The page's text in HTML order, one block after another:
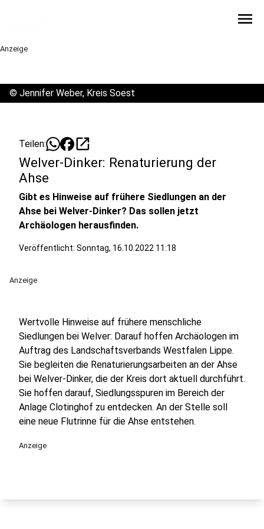
menu
Anzeige
© Jennifer Weber, Kreis Soest
Teilen: open_in_new
Welver-Dinker: Renaturierung der
Ahse
Gibt es Hinweise auf frühere Siedlungen an der
Ahse bei Welver-Dinker? Das sollen jetzt
Archäologen herausfinden.
Veröffentlicht: Sonntag, 16.10.2022 11:18
Anzeige
Wertvolle Hinweise auf frühere menschliche
Siedlungen bei Welver: Darauf hoffen Archäologen im
Auftrag des Landschaftsverbands Westfalen Lippe.
Sie begleiten die Renaturierungsarbeiten an der Ahse
bei Welver-Dinker, die der Kreis dort aktuell durchführt.
Sie hoffen darauf, Siedlungsspuren im Bereich der
Anlage Clotinghof zu entdecken. An der Stelle soll
eine neue Flutrinne für die Ahse entstehen.
Anzeige